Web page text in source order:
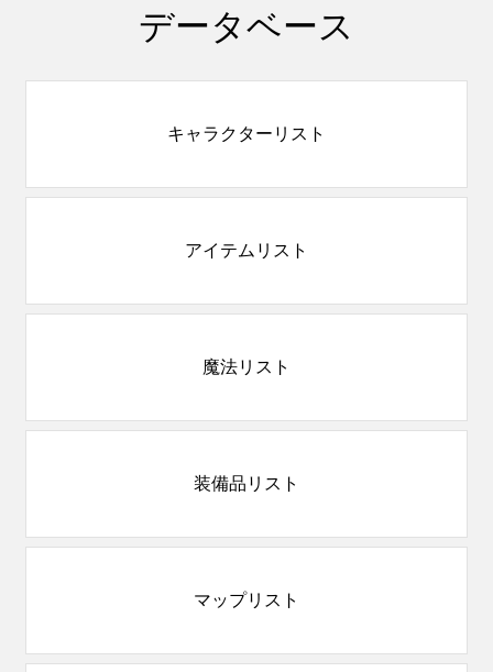
データベース
キャラクターリスト
アイテムリスト
魔法リスト
装備品リスト
マップリスト